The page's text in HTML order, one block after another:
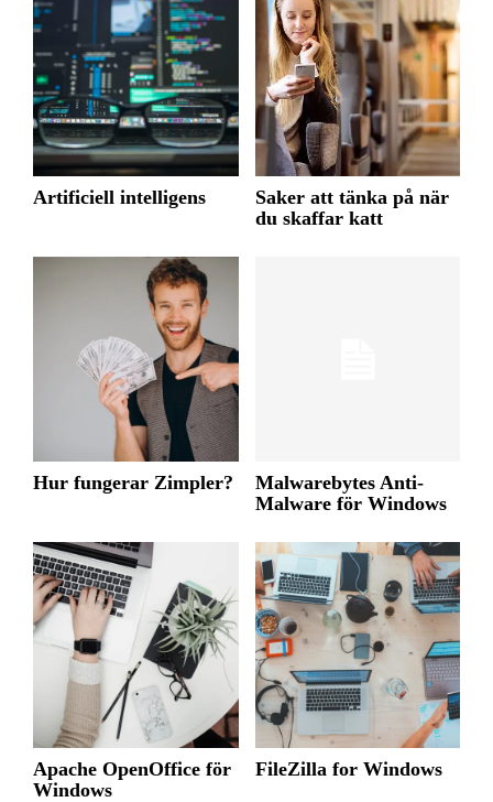
Artificiell intelligens
Saker att tänka på när
du skaffar katt
Hur fungerar Zimpler?
Malwarebytes Anti-
Malware för Windows
Apache OpenOffice för
Windows
FileZilla for Windows